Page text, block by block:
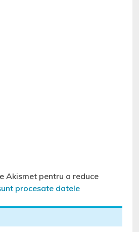
Akismet pentru a reduce
procesate datele